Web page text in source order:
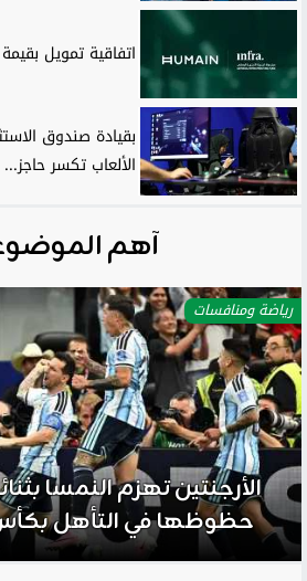
اتفاقية تمويل بقيمة 1.2 مليار دولار لتعزيز بنية...
بقيادة صندوق
الألعاب تكسر حاجز...
آهم
رياضة ومنافسات
الأرجنتين تهزم النمسا
حظوظها في التأهل بكأس